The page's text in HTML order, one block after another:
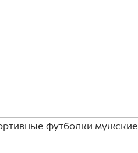
футболки мужские